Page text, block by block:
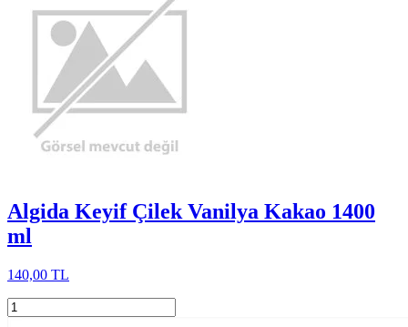
Algida Keyif Çilek Vanilya Kakao 1400
ml
140,00 TL